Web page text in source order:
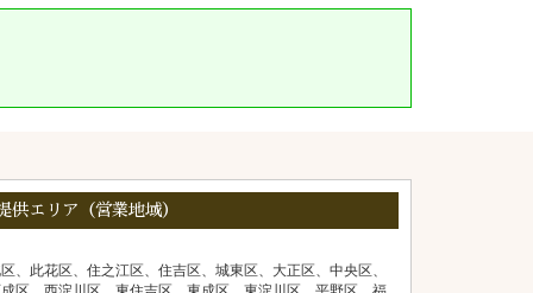
供エリア（営業地域）
、此花区、住之江区、住吉区、城東区、大正区、中央区、